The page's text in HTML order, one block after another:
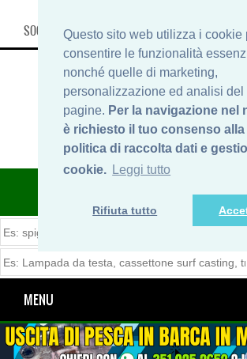
Questo sito web utilizza i cookie
consentire le funzionalità
nonché quelle di marketing,
personalizzazione ed analisi del
pagine. Per la navigazione nel
è richiesto il tuo consenso
politica di raccolta dati e
cookie. Leggi tutto
Rifiuta tutto
SOCIAL, INFO & SHOP
MENU